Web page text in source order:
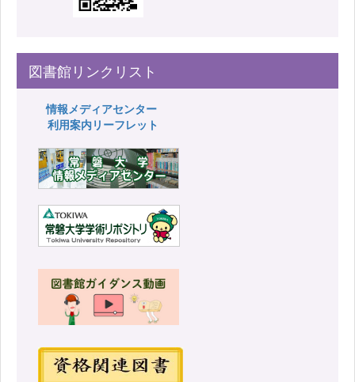
図書館リンクリスト
情報メディアセンター
利用案内リーフレット